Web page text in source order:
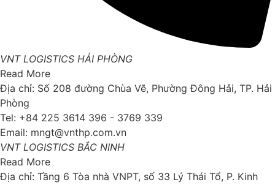
VNT LOGISTICS HẢI PHÒNG
Read More
Địa chỉ: Số 208 đường Chùa Vẽ, Phường Đông Hải, TP. Hải
Phòng
Tel: +84 225 3614 396 - 3769 339
Email: mngt@vnthp.com.vn
VNT LOGISTICS BẮC NINH
Read More
Địa chỉ: Tầng 6 Tòa nhà VNPT, số 33 Lý Thái Tổ, P. Kinh